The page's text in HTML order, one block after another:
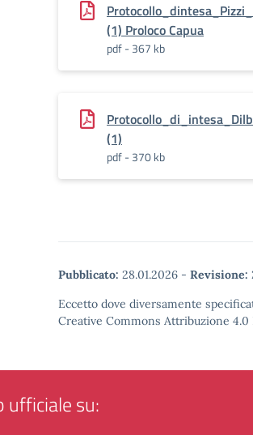
(1) Proloco Capua
pdf - 367 kb
(1)
pdf - 370 kb
Pubblicato: 28.01.2026 - Revisione:
Eccetto dove diversamente
Creative Commons Attribuzione 4.0
ufficiale su: